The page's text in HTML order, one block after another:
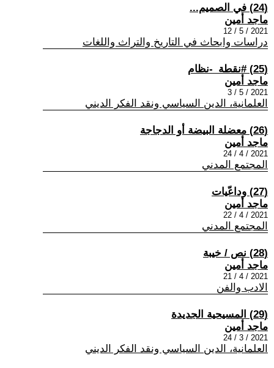
(24) في الصميم...
ماجد أمين
2021 / 5 / 12
دراسات وابحاث في التاريخ والتراث واللغات
(25) #نقطة_-نظام
ماجد أمين
2021 / 5 / 3
العلمانية، الدين السياسي ونقد الفكر الديني
(26) معضلة البيضة أو الدجاجة
ماجد أمين
2021 / 4 / 24
المجتمع المدني
(27) وداعّيات
ماجد أمين
2021 / 4 / 22
المجتمع المدني
(28) نص / خيبة
ماجد أمين
2021 / 4 / 21
الادب والفن
(29) المسيحية الجديدة
ماجد أمين
2021 / 3 / 24
العلمانية، الدين السياسي ونقد الفكر الديني